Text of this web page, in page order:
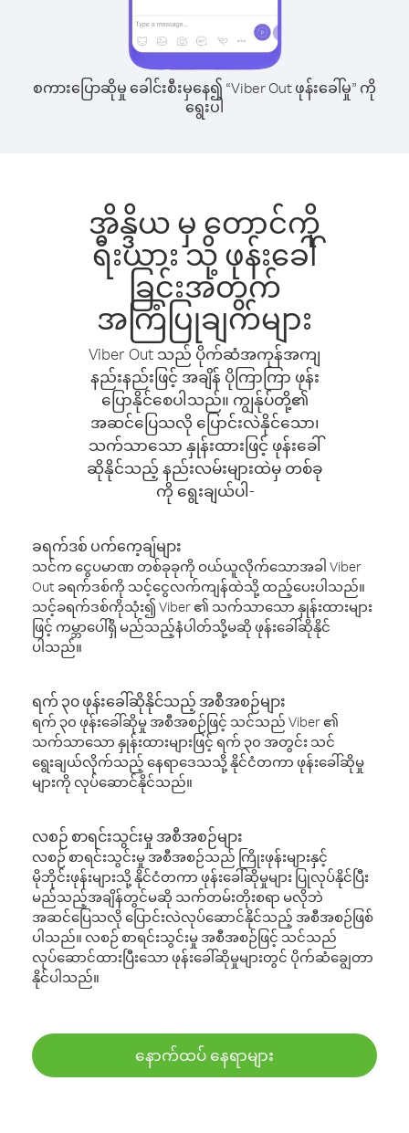
စကားပြောဆိုမှု ခေါင်းစီးမှနေ၍ “Viber Out ဖုန်းခေါ်မှု” ကို
ရွေးပါ
အိန္ဒိယ မှ တောင်ကို
ရီးယား သို့ ဖုန်းခေါ်
ခြင်းအတွက်
အကြံပြုချက်များ
Viber Out သည် ပိုက်ဆံအကုန်အကျ
နည်းနည်းဖြင့် အချိန် ပိုကြာကြာ ဖုန်း
ပြောနိုင်စေပါသည်။ ကျွန်ုပ်တို့၏
အဆင်ပြေသလို ပြောင်းလဲနိုင်သော၊
သက်သာသော နှုန်းထားဖြင့် ဖုန်းခေါ်
ဆိုနိုင်သည့် နည်းလမ်းများထဲမှ တစ်ခု
ကို ရွေးချယ်ပါ-
ခရက်ဒစ် ပက်ကေ့ချ်များ
သင်က ငွေပမာဏ တစ်ခုခုကို ဝယ်ယူလိုက်သောအခါ Viber
Out ခရက်ဒစ်ကို သင့်ငွေလက်ကျန်ထဲသို့ ထည့်ပေးပါသည်။
သင့်ခရက်ဒစ်ကိုသုံး၍ Viber ၏ သက်သာသော နှုန်းထားများ
ဖြင့် ကမ္ဘာပေါ်ရှိ မည်သည့်နံပါတ်သို့မဆို ဖုန်းခေါ်ဆိုနိုင်
ပါသည်။
ရက် ၃၀ ဖုန်းခေါ်ဆိုနိုင်သည့် အစီအစဉ်များ
ရက် ၃၀ ဖုန်းခေါ်ဆိုမှု အစီအစဉ်ဖြင့် သင်သည် Viber ၏
သက်သာသော နှုန်းထားများဖြင့် ရက် ၃၀ အတွင်း သင်
ရွေးချယ်လိုက်သည့် နေရာဒေသသို့ နိုင်ငံတကာ ဖုန်းခေါ်ဆိုမှု
များကို လုပ်ဆောင်နိုင်သည်။
လစဉ် စာရင်းသွင်းမှု အစီအစဉ်များ
လစဉ် စာရင်းသွင်းမှု အစီအစဉ်သည် ကြိုးဖုန်းများနှင့်
မိုဘိုင်းဖုန်းများသို့ နိုင်ငံတကာ ဖုန်းခေါ်ဆိုမှုများ ပြုလုပ်နိုင်ပြီး
မည်သည့်အချိန်တွင်မဆို သက်တမ်းတိုးစရာ မလိုဘဲ
အဆင်ပြေသလို ပြောင်းလဲလုပ်ဆောင်နိုင်သည့် အစီအစဉ်ဖြစ်
ပါသည်။ လစဉ် စာရင်းသွင်းမှု အစီအစဉ်ဖြင့် သင်သည်
လုပ်ဆောင်ထားပြီးသော ဖုန်းခေါ်ဆိုမှုများတွင် ပိုက်ဆံချွေတာ
နိုင်ပါသည်။
နောက်ထပ် နေရာများ